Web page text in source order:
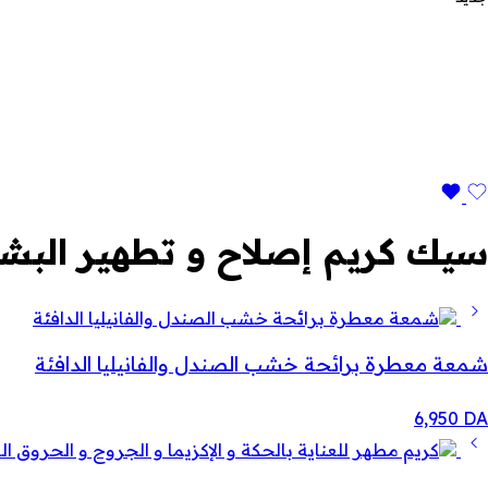
سيك كريم إصلاح و تطهير
شمعة معطرة برائحة خشب الصندل والفانيليا الدافئة
6,950 DA